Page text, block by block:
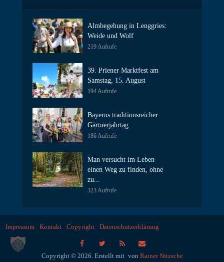
Almbegehung in Lenggries:
Weide und Wolf
219 Aufrufe
39. Priener Marktfest am
Samstag, 15. August
194 Aufrufe
Bayerns traditionsreicher
Gärtnerjahrtag
186 Aufrufe
Man versucht im Leben
einen Weg zu finden, ohne
zu...
323 Aufrufe
Impressum Kontakt Copyright Datenschutzerklärung
Copyright © 2026. Erstellt mit von Rainer Nitzsche